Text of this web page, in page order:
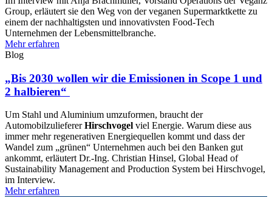
Group, erläutert sie den Weg von der veganen Supermarktkette zu
einem der nachhaltigsten und innovativsten Food-Tech
Unternehmen der Lebensmittelbranche.
Mehr erfahren
Blog
„Bis 2030 wollen wir die Emissionen in Scope 1 und
2 halbieren“
Um Stahl und Aluminium umzuformen, braucht der
AutomobilzuliefererHirschvogel viel Energie. Warum diese aus
immer mehr regenerativen Energiequellen kommt und dass der
Wandel zum „grünen“ Unternehmen auch bei den Banken gut
ankommt, erläutert Dr.-Ing. Christian Hinsel, Global Head of
Sustainability Management and Production System bei Hirschvogel,
im Interview.
Mehr erfahren